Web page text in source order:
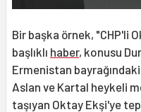
Bir başka örnek, "CHP'li
başlıklı haber, konusu
Ermenistan bayrağındaki
Aslan ve Kartal heykeli
taşıyan Oktay Ekşi'ye